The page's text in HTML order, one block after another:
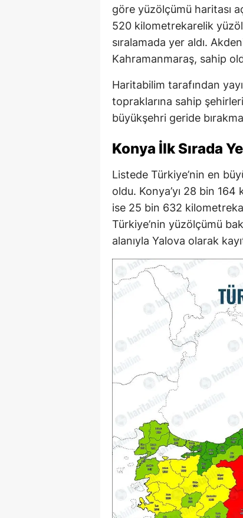
göre yüzölçümü haritası
520 kilometrekarelik
sıralamada yer aldı.
Kahramanmaraş, sahip
Haritabilim tarafından
topraklarına sahip
büyükşehri geride
Konya İlk Sırada
Listede Türkiye’nin en
oldu. Konya’yı 28 bin
ise 25 bin 632
Türkiye’nin yüzölçümü
alanıyla Yalova olarak